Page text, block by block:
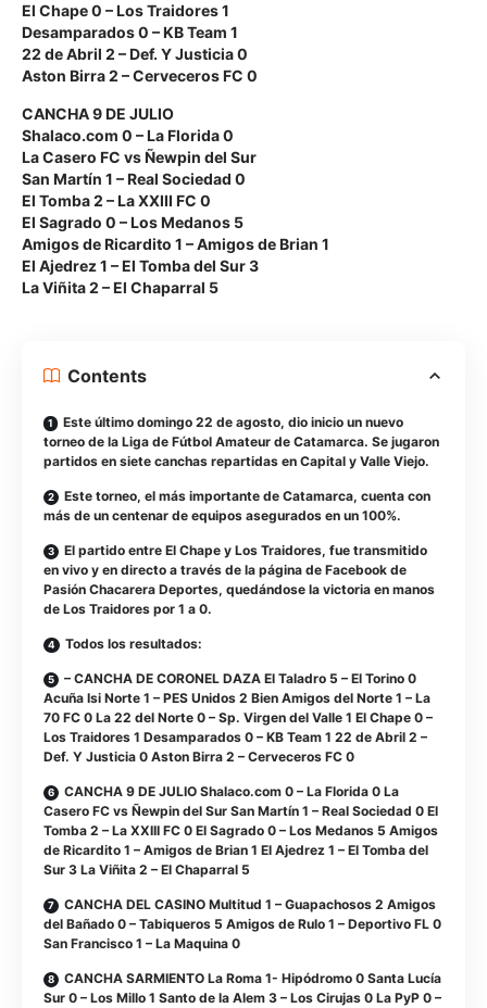
El Chape 0 – Los Traidores 1
Desamparados 0 – KB Team 1
22 de Abril 2 – Def. Y Justicia 0
Aston Birra 2 – Cerveceros FC 0
CANCHA 9 DE JULIO
Shalaco.com 0 – La Florida 0
La Casero FC vs Ñewpin del Sur
San Martín 1 – Real Sociedad 0
El Tomba 2 – La XXIII FC 0
El Sagrado 0 – Los Medanos 5
Amigos de Ricardito 1 – Amigos de Brian 1
El Ajedrez 1 – El Tomba del Sur 3
La Viñita 2 – El Chaparral 5
Contents
Este último domingo 22 de agosto, dio inicio un nuevo
torneo de la Liga de Fútbol Amateur de Catamarca. Se jugaron
partidos en siete canchas repartidas en Capital y Valle Viejo.
Este torneo, el más importante de Catamarca, cuenta con
más de un centenar de equipos asegurados en un 100%.
El partido entre El Chape y Los Traidores, fue transmitido
en vivo y en directo a través de la página de Facebook de
Pasión Chacarera Deportes, quedándose la victoria en manos
de Los Traidores por 1 a 0.
Todos los resultados:
– CANCHA DE CORONEL DAZA El Taladro 5 – El Torino 0
Acuña Isi Norte 1 – PES Unidos 2 Bien Amigos del Norte 1 – La
70 FC 0 La 22 del Norte 0 – Sp. Virgen del Valle 1 El Chape 0 –
Los Traidores 1 Desamparados 0 – KB Team 1 22 de Abril 2 –
Def. Y Justicia 0 Aston Birra 2 – Cerveceros FC 0
CANCHA 9 DE JULIO Shalaco.com 0 – La Florida 0 La
Casero FC vs Ñewpin del Sur San Martín 1 – Real Sociedad 0 El
Tomba 2 – La XXIII FC 0 El Sagrado 0 – Los Medanos 5 Amigos
de Ricardito 1 – Amigos de Brian 1 El Ajedrez 1 – El Tomba del
Sur 3 La Viñita 2 – El Chaparral 5
CANCHA DEL CASINO Multitud 1 – Guapachosos 2 Amigos
del Bañado 0 – Tabiqueros 5 Amigos de Rulo 1 – Deportivo FL 0
San Francisco 1 – La Maquina 0
CANCHA SARMIENTO La Roma 1- Hipódromo 0 Santa Lucía
Sur 0 – Los Millo 1 Santo de la Alem 3 – Los Cirujas 0 La PyP 0 –